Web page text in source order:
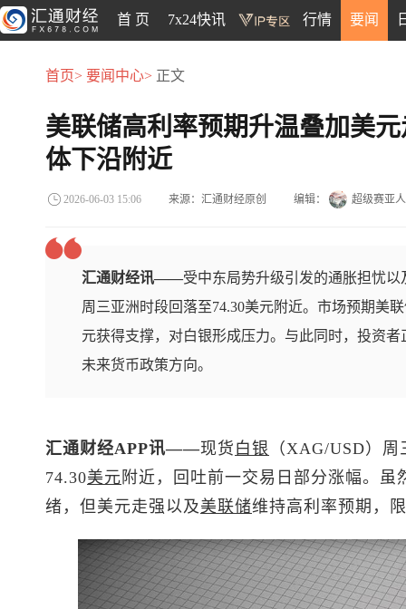
首 页 7x24快讯 行情 要闻
首页> 要闻中心> 正文
美联储高利率预期升温叠加美
体下沿附近
2026-06-03 15:06 来源：汇通财经原创 编辑： 超级赛亚人
汇通财经讯——受中东局势升级引发的通胀担忧
周三亚洲时段回落至74.30美元附近。市场预期美
元获得支撑，对白银形成压力。与此同时，投资
未来货币政策方向。
汇通财经APP讯——现货 白银 （XAG/USD）
74.30美元 附近，回吐前一交易日部分涨幅。
绪，但美元走强以及美联储维持高利率预期，